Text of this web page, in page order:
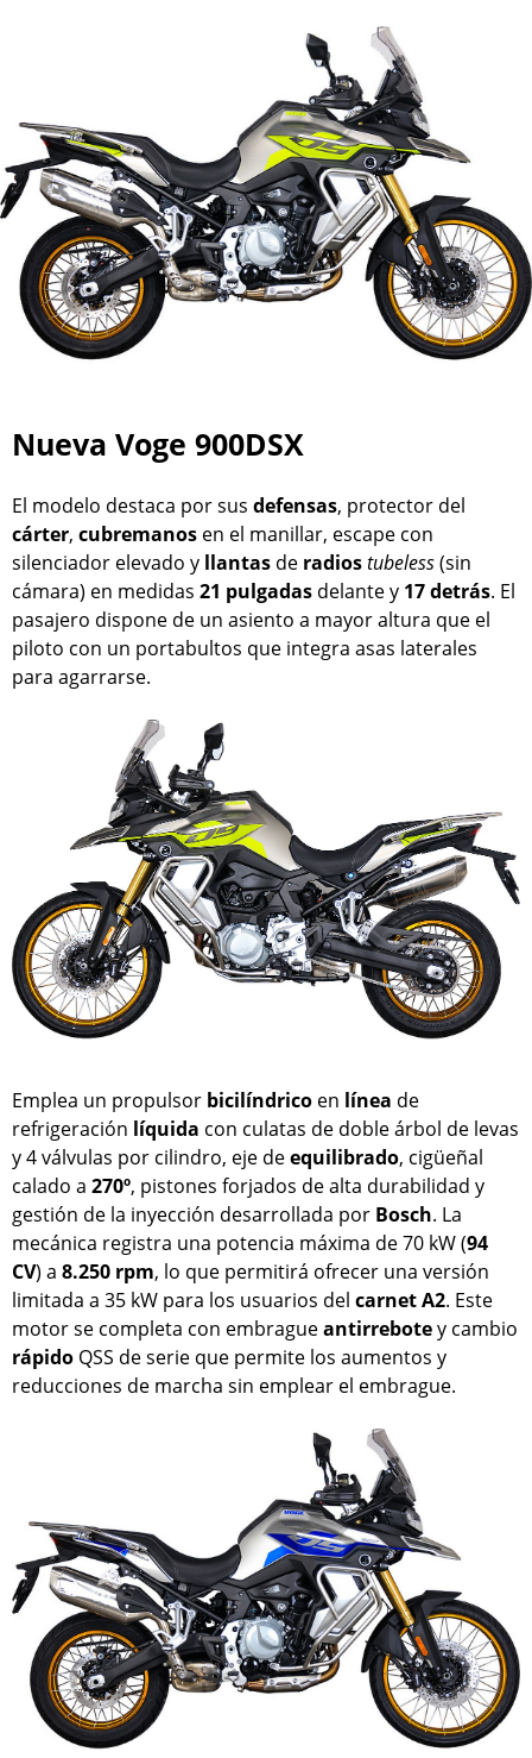
Nueva Voge 900DSX
El modelo destaca por sus defensas, protector del
cárter, cubremanos en el manillar, escape con
silenciador elevado y llantas de radiostubeless(sin
cámara) en medidas 21 pulgadas delante y 17 detrás. El
pasajero dispone de un asiento a mayor altura que el
piloto con un portabultos que integra asas laterales
para agarrarse.
Emplea un propulsor bicilíndrico en línea de
refrigeración líquida con culatas de doble árbol de levas
y 4 válvulas por cilindro, eje deequilibrado, cigüeñal
calado a 270º, pistones forjados de alta durabilidad y
gestión de la inyección desarrollada por Bosch. La
mecánica registra una potencia máxima de 70 kW (94
CV) a 8.250 rpm, lo que permitirá ofrecer una versión
limitada a 35 kW para los usuarios del carnet A2. Este
motor se completa con embragueantirrebotey cambio
rápido QSS de serie que permite los aumentos y
reducciones de marcha sin emplear el embrague.